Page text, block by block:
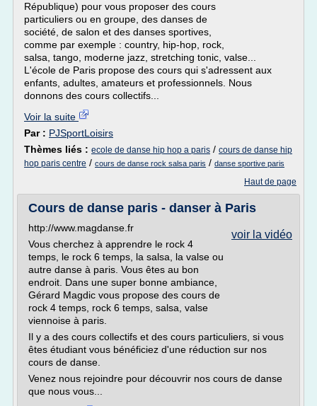
République) pour vous proposer des cours
particuliers ou en groupe, des danses de
société, de salon et des danses sportives,
comme par exemple : country, hip-hop, rock,
salsa, tango, moderne jazz, stretching tonic, valse...
L'école de Paris propose des cours qui s'adressent aux
enfants, adultes, amateurs et professionnels. Nous
donnons des cours collectifs...
Voir la suite
Par : PJSportLoisirs
Thèmes liés : ecole de danse hip hop a paris / cours de danse hip
hop paris centre / cours de danse rock salsa paris / danse sportive paris
Haut de page
Cours de danse paris - danser à Paris
voir la vidéo
http://www.magdanse.fr
Vous cherchez à apprendre le rock 4
temps, le rock 6 temps, la salsa, la valse ou
autre danse à paris. Vous êtes au bon
endroit. Dans une super bonne ambiance,
Gérard Magdic vous propose des cours de
rock 4 temps, rock 6 temps, salsa, valse
viennoise à paris.
Il y a des cours collectifs et des cours particuliers, si vous
êtes étudiant vous bénéficiez d'une réduction sur nos
cours de danse.
Venez nous rejoindre pour découvrir nos cours de danse
que nous vous...